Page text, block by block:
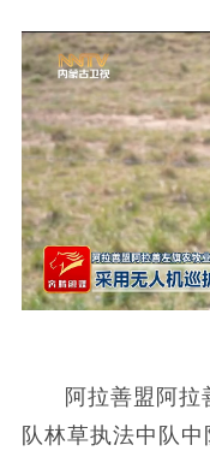
阿拉善盟阿拉
队林草执法中队